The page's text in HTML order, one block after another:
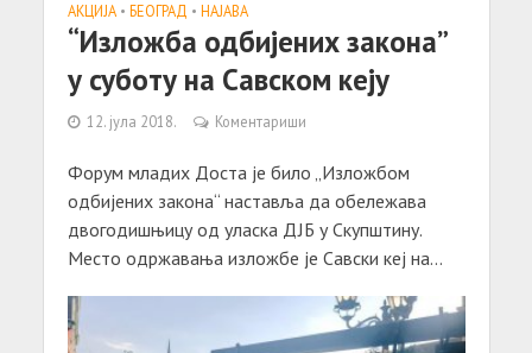
АКЦИЈA • БЕОГРАД • НАЈАВА
“Изложба одбијених закона”
у суботу на Савском кеју
12. јула 2018. Коментариши
Форум младих Доста је било „Изложбом
одбијених закона“ наставља да обележава
двогодишњицу од уласка ДЈБ у Скупштину.
Место одржавања изложбе је Савски кеј на...